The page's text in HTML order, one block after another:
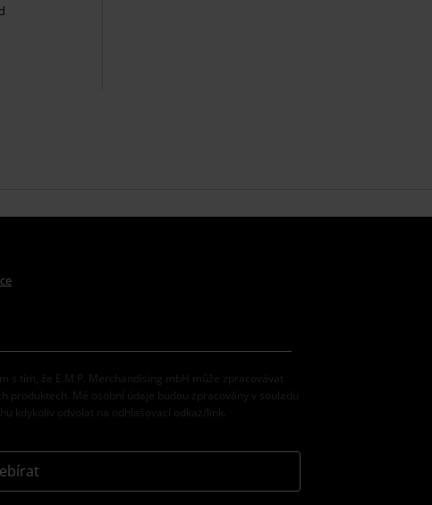
s tím, že E.M.P. Merchandising mbH může zpracovávat
produktech. Mé osobní údaje budou zpracovány v souladu
kdykoliv odvolat na odhlašovací odkaz/link.